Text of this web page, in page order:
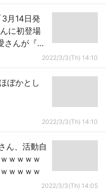
3月14日発
に初登場
さんが『み
ったので
2022/3/3(Th) 14:10
ぼかとし
2022/3/3(Th) 14:10
ん、活動自
ｗｗｗｗ
ｗｗｗｗ
2022/3/3(Th) 14:05